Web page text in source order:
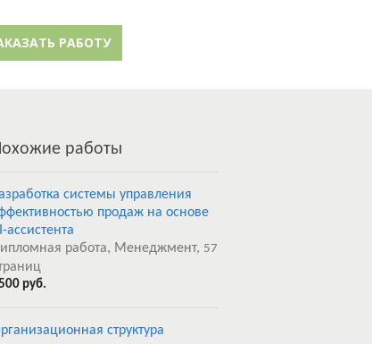
РАБОТУ
работы
системы управления
продаж на основе
ассистента
работа, Менеджмент, 57
руб.
структура